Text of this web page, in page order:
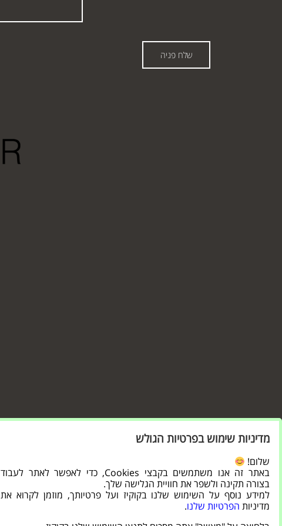
שלח פניה
מדיניות שימוש בפרטיות הגולש
שלום!
באתר זה אנו משתמשים בקבצי Cookies, כדי לאפשר לאתר לעבוד
בצורה תקינה ולשפר את חוויית הגלישה שלך.
למידע נוסף על השימוש שלנו בקוקיז ועל פרטיותך, מוזמן לקרוא את
מדיניות הפרטיות שלנו.